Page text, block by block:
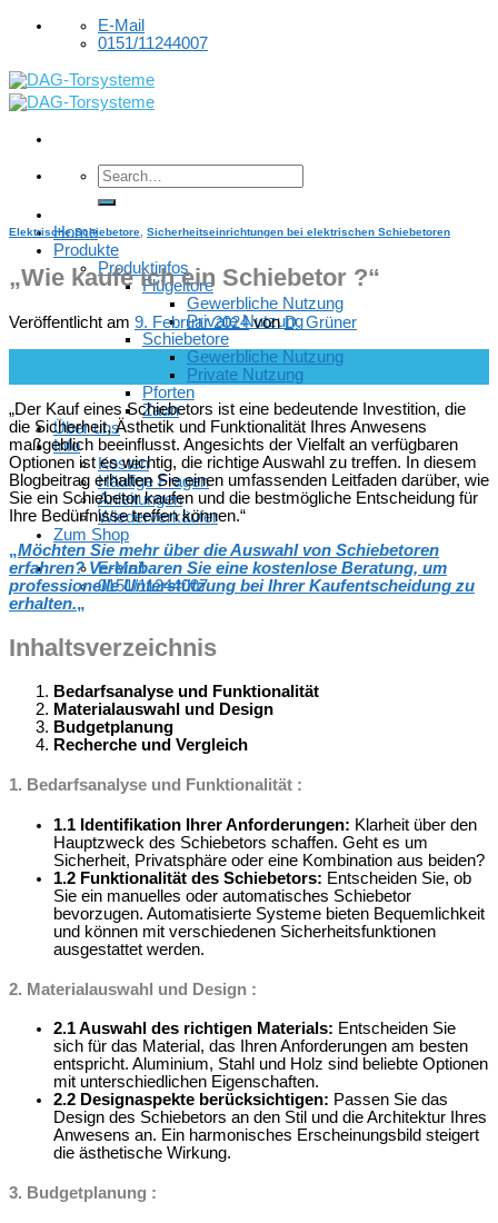
Skip
E-Mail
0151/11244007
Home
Produkte
Produktinfos
Flügeltore
Gewerbliche Nutzung
Private Nutzung
Schiebetore
Gewerbliche Nutzung
Private Nutzung
Pforten
Zaun
Über uns
Info
Kosten
Häufige Fragen
Anleitungen
Wiederverkäufer
Zum Shop
E-Mail
0151/11244007
Elektrische Schiebetore Sicherheitseinrichtungen bei elektrischen Schiebetoren
„Wie kaufe ich ein Schiebetor ?“
Veröffentlicht am 9. Februar 2024vonD. Grüner
„Der Kauf eines Schiebetors ist eine bedeutende Investition, die
die Sicherheit, Ästhetik und Funktionalität Ihres Anwesens
maßgeblich beeinflusst. Angesichts der Vielfalt an verfügbaren
Optionen ist es wichtig, die richtige Auswahl zu treffen. In diesem
Blogbeitrag erhalten Sie einen umfassenden Leitfaden darüber, wie
Sie ein Schiebetor kaufen und die bestmögliche Entscheidung für
Ihre Bedürfnisse treffen können.“
„Möchten Sie mehr über die Auswahl von Schiebetoren
erfahren? Vereinbaren Sie eine kostenlose Beratung, um
professionelle Unterstützung bei Ihrer Kaufentscheidung zu
erhalten.„
Inhaltsverzeichnis
Bedarfsanalyse und Funktionalität
Materialauswahl und Design
Budgetplanung
Recherche und Vergleich
1. Bedarfsanalyse und Funktionalität :
1.1 Identifikation Ihrer Anforderungen: Klarheit über den
Hauptzweck des Schiebetors schaffen. Geht es um
Sicherheit, Privatsphäre oder eine Kombination aus beiden?
1.2 Funktionalität des Schiebetors: Entscheiden Sie, ob
Sie ein manuelles oder automatisches Schiebetor
bevorzugen. Automatisierte Systeme bieten Bequemlichkeit
und können mit verschiedenen Sicherheitsfunktionen
ausgestattet werden.
2. Materialauswahl und Design :
2.1 Auswahl des richtigen Materials: Entscheiden Sie
sich für das Material, das Ihren Anforderungen am besten
entspricht. Aluminium, Stahl und Holz sind beliebte Optionen
mit unterschiedlichen Eigenschaften.
2.2 Designaspekte berücksichtigen: Passen Sie das
Design des Schiebetors an den Stil und die Architektur Ihres
Anwesens an. Ein harmonisches Erscheinungsbild steigert
die ästhetische Wirkung.
3. Budgetplanung :